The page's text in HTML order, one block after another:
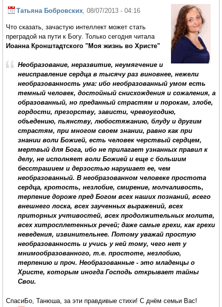
Татьяна Бобровских , 08/07/2013 - 04:16
Что сказать, зачастую интеллект может стать
преградой на пути к Богу. Только сегодня читала
Иоанна Кронштадтского "Моя жизнь во Христе"
Необразование, неразвитие, неумягчение и
неисправление сердца в тысячу раз виновнее, нежели
необразованность ума: ибо необразованный умом есть
темный человек, достойный снисхождения и сожаления, а
образованный, но преданный страстям и порокам, злобе,
гордости, презорству, зависти, чревоугодию,
объедению, пьянству, любостяжанию, блуду и другим
страстям, при многом своем знании, равно как при
знании воли Божией, есть человек черствый сердцем,
мертвый для Бога, ибо не прилагает узнанных правил к
делу, не исполняет воли Божией и еще с большим
бесстрашием и дерзостью нарушает ее, чем
необразованный. В необразованном человеке простота
сердца, кротость, незлобие, смирение, молчаливость,
терпение дороже пред Богом всех наших познаний, всего
внешнего лоска, всех заученных выражений, всех
приторных учтивостей, всех продолжительных молитв,
всех хитросплетенных речей; даже самые грехи, как грехи
неведения, извинительнее. Потому уважай простую
необразованность и учись у ней тому, чего нет у
мнимообразованного, т.е. простоте, незлобию,
терпению и проч. Необразованные - это младенцы о
Христе, которым иногда Господь открывает тайны
Свои.
СпасиБо, Танюша, за эти правдивые стихи! С днём семьи Вас!